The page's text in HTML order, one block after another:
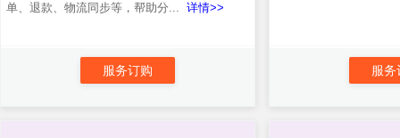
单、退款、物流同步等，帮助分... 详情>>
服务订购 服务